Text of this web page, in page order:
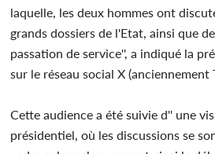
laquelle, les deux hommes ont
grands dossiers de l'Etat, ainsi que
passation de service'', a indiqué la
sur le réseau social X (anciennement
Cette audience a été suivie d'' une
présidentiel, où les discussions se